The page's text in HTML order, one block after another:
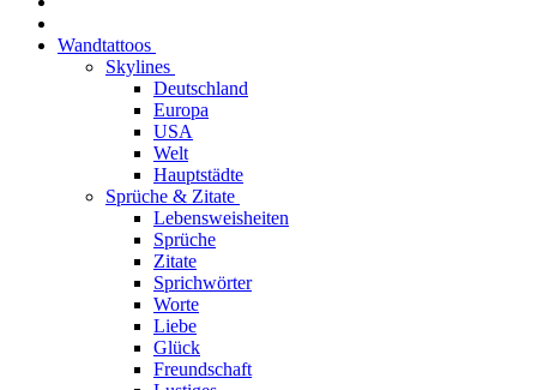
Wandtattoos
Skylines
Deutschland
Europa
USA
Welt
Hauptstädte
Sprüche & Zitate
Lebensweisheiten
Sprüche
Zitate
Sprichwörter
Worte
Liebe
Glück
Freundschaft